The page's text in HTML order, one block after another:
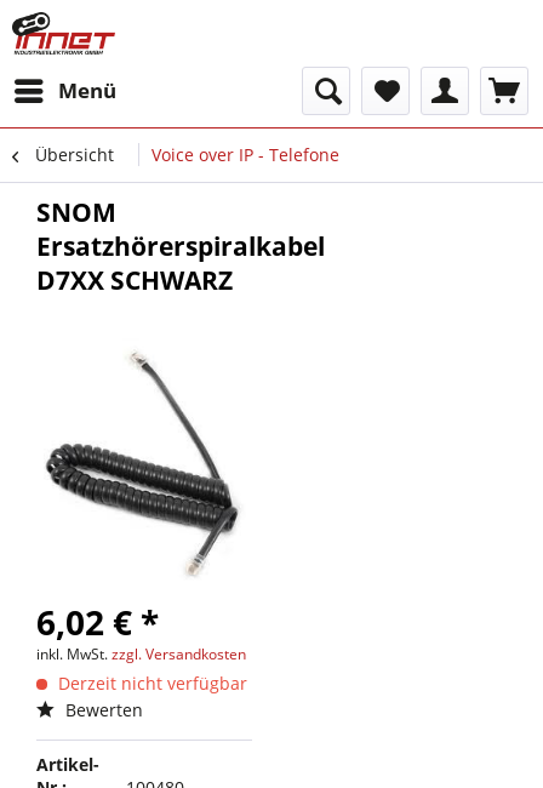
Menü
Übersicht Voice over IP - Telefone
SNOM
Ersatzhörerspiralkabel
D7XX SCHWARZ
6,02 € *
inkl. MwSt.zzgl. Versandkosten
Derzeit nicht verfügbar
Bewerten
Artikel-